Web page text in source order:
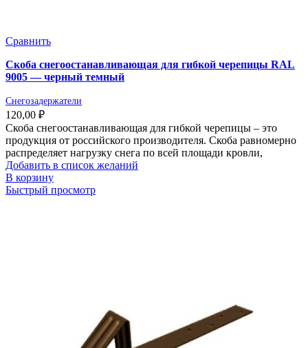
Сравнить
Скоба снегоостанавливающая для гибкой черепицы RAL
9005 — черный темный
Снегозадержатели
120,00 ₽
Скоба снегоостанавливающая для гибкой черепицы – это
продукция от российского производителя. Скоба равномерно
распределяет нагрузку снега по всей площади кровли,
Добавить в список желаний
В корзину
Быстрый просмотр